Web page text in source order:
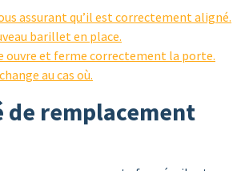
assurant qu’il est correctement aligné.
barillet en place.
ouvre et ferme correctement la porte.
au cas où.
de remplacement